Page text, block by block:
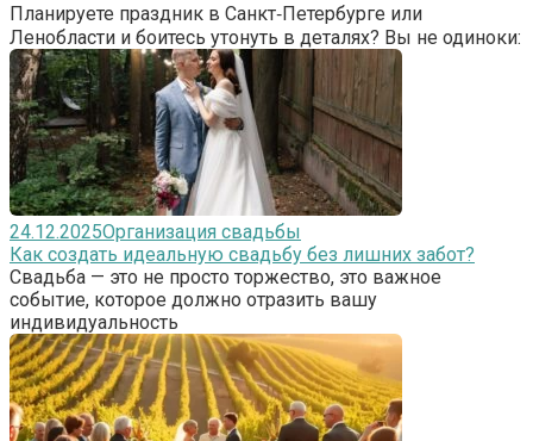
Планируете праздник в Санкт‑Петербурге или
Ленобласти и боитесь утонуть в деталях? Вы не одиноки:
24.12.2025Организация свадьбы
Как создать идеальную свадьбу без лишних забот?
Свадьба — это не просто торжество, это важное
событие, которое должно отразить вашу
индивидуальность